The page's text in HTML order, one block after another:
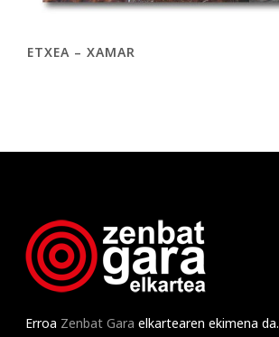
ETXEA – XAMAR
Erroa Zenbat Gara elkartearen ekimena da.